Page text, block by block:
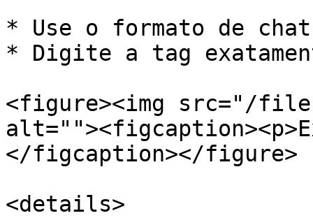
* Use o formato de
* Digite a tag
<figure><img src="/files/
</figcaption></figure>
<details>